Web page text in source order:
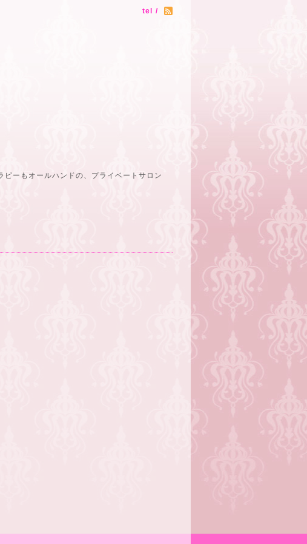
tel /
ーもオールハンドの、プライベートサロン